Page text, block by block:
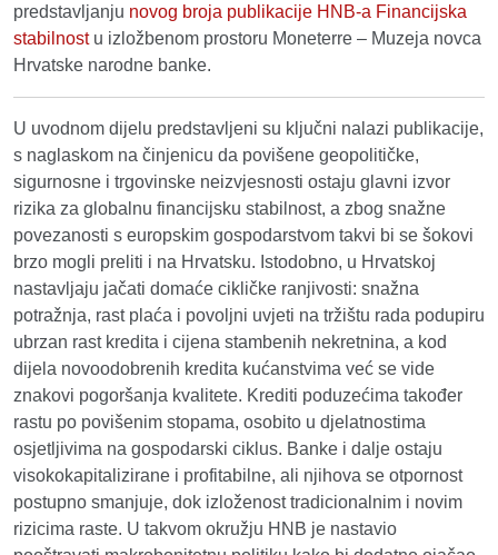
predstavljanju novog broja publikacije HNB-a Financijska
stabilnostu izložbenom prostoru Moneterre – Muzeja novca
Hrvatske narodne banke.
U uvodnom dijelu predstavljeni su ključni nalazi publikacije,
s naglaskom na činjenicu da povišene geopolitičke,
sigurnosne i trgovinske neizvjesnosti ostaju glavni izvor
rizika za globalnu financijsku stabilnost, a zbog snažne
povezanosti s europskim gospodarstvom takvi bi se šokovi
brzo mogli preliti i na Hrvatsku. Istodobno, u Hrvatskoj
nastavljaju jačati domaće cikličke ranjivosti: snažna
potražnja, rast plaća i povoljni uvjeti na tržištu rada podupiru
ubrzan rast kredita i cijena stambenih nekretnina, a kod
dijela novoodobrenih kredita kućanstvima već se vide
znakovi pogoršanja kvalitete. Krediti poduzećima također
rastu po povišenim stopama, osobito u djelatnostima
osjetljivima na gospodarski ciklus. Banke i dalje ostaju
visokokapitalizirane i profitabilne, ali njihova se otpornost
postupno smanjuje, dok izloženost tradicionalnim i novim
rizicima raste. U takvom okružju HNB je nastavio